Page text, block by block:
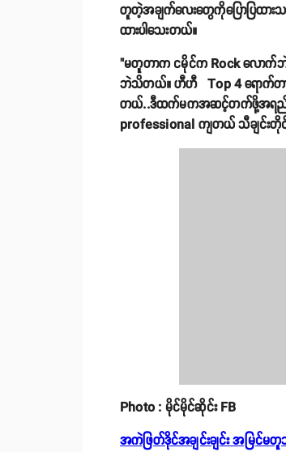
တူတဲ့အချက်လေးတွေကိုပြောပြထား
ထားပါသေးတယ်။
"မတူတာက ငမိုင်က Rock လောက်ဘဲ
ဘဲသိတယ်။ ဟီဟီ Top 4 ရောက်တာ
တယ်..ဒီထက်မကအဆင့်တက်ဖို့အရည်အချ
professional ကျတယ် သီချင်းတို
Photo : မိုင်မိုင်ဆိုင်း FB
အကဲဖြတ်ဒိုင်အချင်းချင်း အမြင်မတူ